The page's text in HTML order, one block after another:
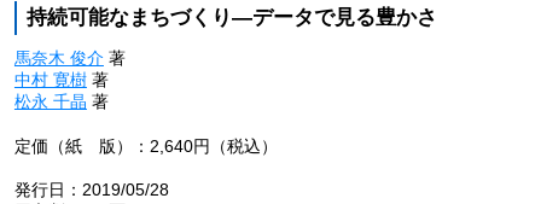
持続可能なまちづくり―データで見る豊かさ
馬奈木 俊介著
中村 寛樹著
松永 千晶 著
定価（紙 版）：2,640円（税込）
発行日：2019/05/28